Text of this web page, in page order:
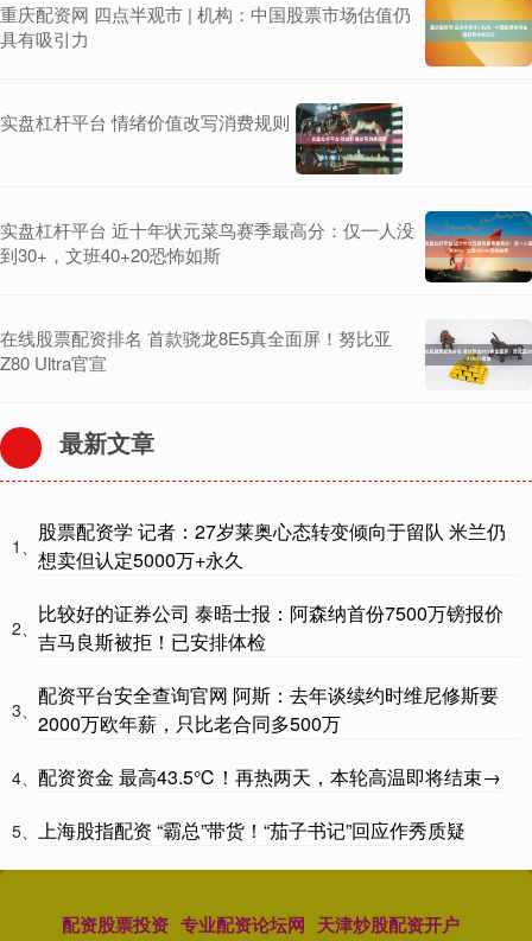
重庆配资网 四点半观市 | 机构：中国股票市场估值仍
具有吸引力
实盘杠杆平台 情绪价值改写消费规则
实盘杠杆平台 近十年状元菜鸟赛季最高分：仅一人没
到30+，文班40+20恐怖如斯
在线股票配资排名 首款骁龙8E5真全面屏！努比亚
Z80 Ultra官宣
最新文章
1、
股票配资学 记者：27岁莱奥心态转变倾向于留队 米兰仍
想卖但认定5000万+永久
2、
比较好的证券公司 泰晤士报：阿森纳首份7500万镑报价
吉马良斯被拒！已安排体检
3、
配资平台安全查询官网 阿斯：去年谈续约时维尼修斯要
2000万欧年薪，只比老合同多500万
4、 配资资金 最高43.5℃！再热两天，本轮高温即将结束→
5、 上海股指配资 “霸总”带货！“茄子书记”回应作秀质疑
配资股票投资 专业配资论坛网 天津炒股配资开户